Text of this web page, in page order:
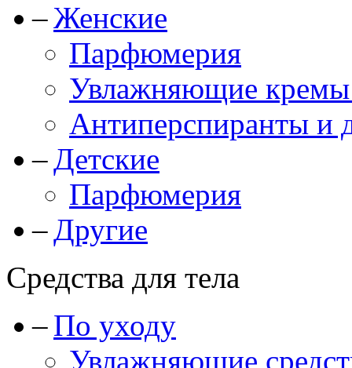
Женские
Парфюмерия
Увлажняющие кремы
Антиперспиранты и
Детские
Парфюмерия
Другие
Средства для тела
По уходу
Увлажняющие